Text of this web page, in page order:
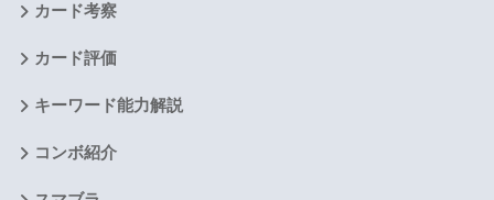
カード考察
カード評価
キーワード能力解説
コンボ紹介